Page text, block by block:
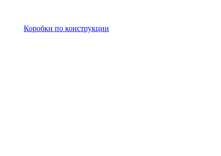
Коробки по конструкции